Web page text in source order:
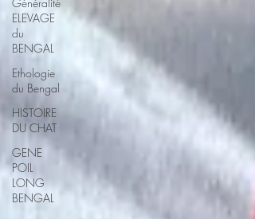
ELEVAGE
du
BENGAL
Ethologie
du Bengal
HISTOIRE
DU CHAT
GENE
POIL
LONG
BENGAL